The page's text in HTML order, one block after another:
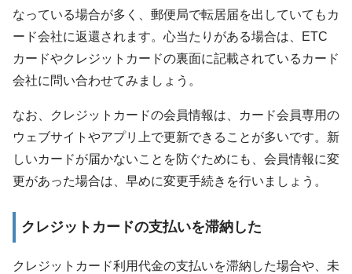
なっている場合が多く、郵便局で転居届を出していてもカ
ード会社に返還されます。心当たりがある場合は、ETC
カードやクレジットカードの裏面に記載されているカード
会社に問い合わせてみましょう。
なお、クレジットカードの会員情報は、カード会員専用の
ウェブサイトやアプリ上で更新できることが多いです。新
しいカードが届かないことを防ぐためにも、会員情報に変
更があった場合は、早めに変更手続きを行いましょう。
クレジットカードの支払いを滞納した
クレジットカード利用代金の支払いを滞納した場合や、未